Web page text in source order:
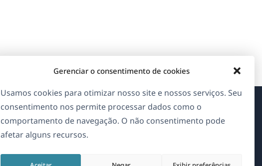
Gerenciar o consentimento de cookies
Usamos cookies para otimizar nosso site e nossos serviços. Seu
consentimento nos permite processar dados como o
comportamento de navegação. O não consentimento pode
afetar alguns recursos.
Sobre o WPML
GDPR & Política de Privacidade